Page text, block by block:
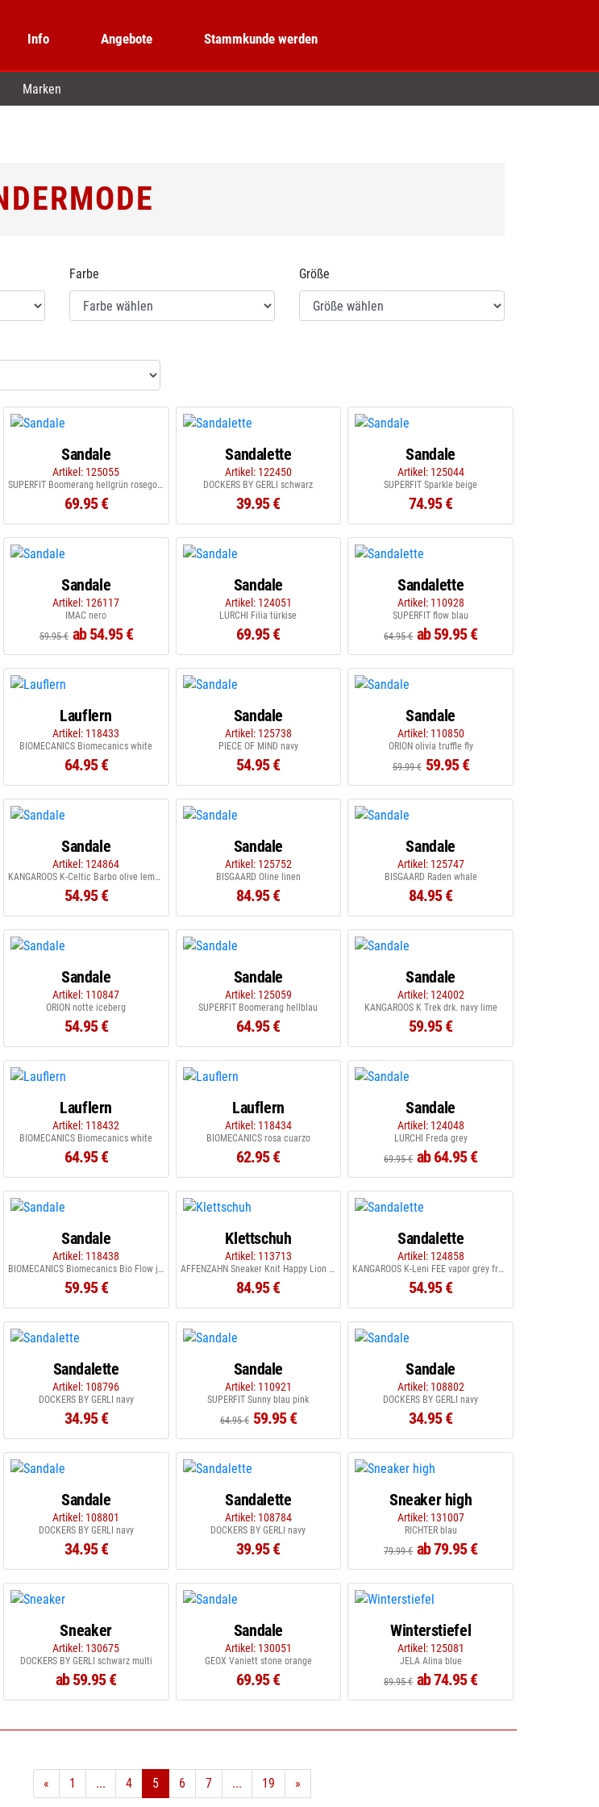
Info Angebote Stammkunde werden
Marken
Farbe Größe
Sandale
Artikel: 125055
SUPERFIT Boomerang hellgrün rosegold
69.95 €
Sandalette
Artikel: 122450
DOCKERS BY GERLI schwarz
39.95 €
Sandale
Artikel: 125044
SUPERFIT Sparkle beige
74.95 €
Sandale
Artikel: 126117
IMAC nero
59.95 € ab 54.95 €
Sandale
Artikel: 124051
LURCHI Filia türkise
69.95 €
Sandalette
Artikel: 110928
SUPERFIT flow blau
64.95 € ab 59.95 €
Lauflern
Artikel: 118433
BIOMECANICS Biomecanics white
64.95 €
Sandale
Artikel: 125738
PIECE OF MIND navy
54.95 €
Sandale
Artikel: 110850
ORION olivia truffle fly
59.99 € 59.95 €
Sandale
Artikel: 124864
KANGAROOS K-Celtic Barbo olive lemon chrom
54.95 €
Sandale
Artikel: 125752
BISGAARD Oline linen
84.95 €
Sandale
Artikel: 125747
BISGAARD Raden whale
84.95 €
Sandale
Artikel: 110847
ORION notte iceberg
54.95 €
Sandale
Artikel: 125059
SUPERFIT Boomerang hellblau
64.95 €
Sandale
Artikel: 124002
KANGAROOS K Trek drk. navy lime
59.95 €
Lauflern
Artikel: 118432
BIOMECANICS Biomecanics white
64.95 €
Lauflern
Artikel: 118434
BIOMECANICS rosa cuarzo
62.95 €
Sandale
Artikel: 124048
LURCHI Freda grey
69.95 € ab 64.95 €
Sandale
Artikel: 118438
BIOMECANICS Biomecanics Bio Flow jeans
59.95 €
Klettschuh
Artikel: 113713
AFFENZAHN Sneaker Knit Happy Lion orange gelb
84.95 €
Sandalette
Artikel: 124858
KANGAROOS K-Leni FEE vapor grey frost pink
54.95 €
Sandalette
Artikel: 108796
DOCKERS BY GERLI navy
34.95 €
Sandale
Artikel: 110921
SUPERFIT Sunny blau pink
64.95 € 59.95 €
Sandale
Artikel: 108802
DOCKERS BY GERLI navy
34.95 €
Sandale
Artikel: 108801
DOCKERS BY GERLI navy
34.95 €
Sandalette
Artikel: 108784
DOCKERS BY GERLI navy
39.95 €
Sneaker high
Artikel: 131007
RICHTER blau
79.99 € ab 79.95 €
Sneaker
Artikel: 130675
DOCKERS BY GERLI schwarz multi
ab 59.95 €
Sandale
Artikel: 130051
GEOX Vaniett stone orange
69.95 €
Winterstiefel
Artikel: 125081
JELA Alina blue
89.95 € ab 74.95 €
« 1 ... 4 5 6 7 ... 19 »